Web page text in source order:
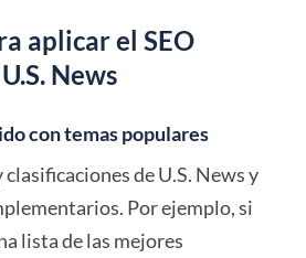
aplicar el SEO
News
con temas populares
de U.S. News y
Por ejemplo, si
lista de las mejores